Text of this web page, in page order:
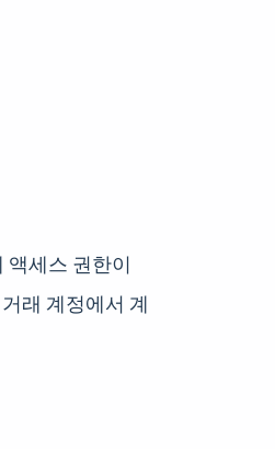
액세스 권한이
래 계정에서 계